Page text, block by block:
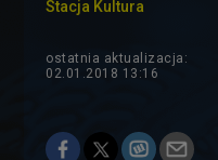
Stacja Kultura
ostatnia aktualizacja:
02.01.2018 13:16